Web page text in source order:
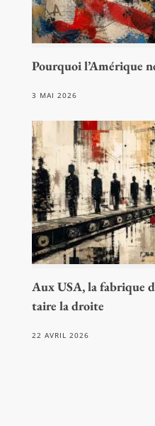
Pourquoi l’Amérique
3 MAI 2026
Aux USA, la fabrique
taire la droite
22 AVRIL 2026